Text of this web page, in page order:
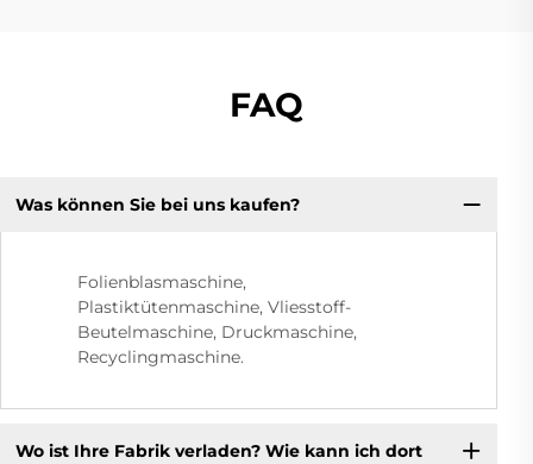
FAQ
Was können Sie bei uns kaufen?
Folienblasmaschine,
Plastiktütenmaschine, Vliesstoff-
Beutelmaschine, Druckmaschine,
Recyclingmaschine.
Wo ist Ihre Fabrik verladen? Wie kann ich dort